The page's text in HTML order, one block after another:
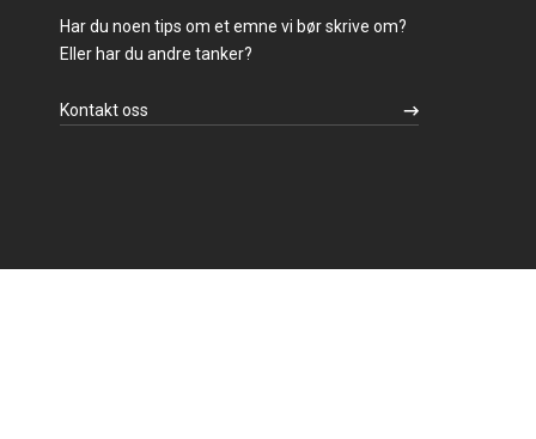
Har du noen tips om et emne vi bør skrive om?
Eller har du andre tanker?
Kontakt oss